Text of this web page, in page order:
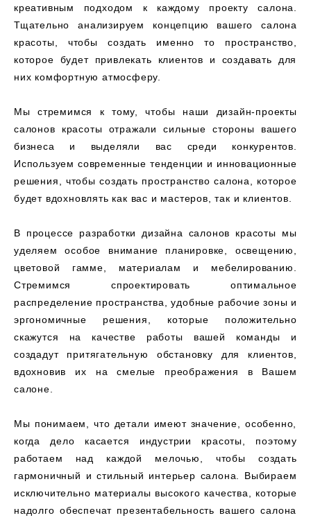
креативным подходом к каждому проекту салона.
Тщательно анализируем концепцию вашего салона
красоты, чтобы создать именно то пространство,
которое будет привлекать клиентов и создавать для
них комфортную атмосферу.
Мы стремимся к тому, чтобы наши дизайн-проекты
салонов красоты отражали сильные стороны вашего
бизнеса и выделяли вас среди конкурентов.
Используем современные тенденции и инновационные
решения, чтобы создать пространство салона, которое
будет вдохновлять как вас и мастеров, так и клиентов.
В процессе разработки дизайна салонов красоты мы
уделяем особое внимание планировке, освещению,
цветовой гамме, материалам и мебелированию.
Стремимся спроектировать оптимальное
распределение пространства, удобные рабочие зоны и
эргономичные решения, которые положительно
скажутся на качестве работы вашей команды и
создадут притягательную обстановку для клиентов,
вдохновив их на смелые преображения в Вашем
салоне.
Мы понимаем, что детали имеют значение, особенно,
когда дело касается индустрии красоты, поэтому
работаем над каждой мелочью, чтобы создать
гармоничный и стильный интерьер салона. Выбираем
исключительно материалы высокого качества, которые
надолго обеспечат презентабельность вашего салона